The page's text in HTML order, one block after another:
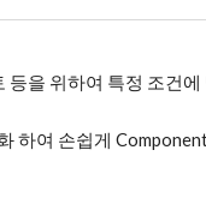
을 위하여 특정 조건
하여 손쉽게